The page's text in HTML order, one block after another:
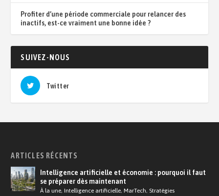
Profiter d’une période commerciale pour relancer des
inactifs, est-ce vraiment une bonne idée ?
SUIVEZ-NOUS
Twitter
ARTICLES RÉCENTS
Intelligence artificielle et économie : pourquoi il faut
se préparer dès maintenant
À la une,Intelligence artificielle,MarTech, Stratégies